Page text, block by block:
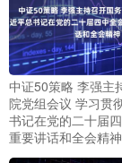
中证50策略 李强主
院党组会议 学习贯
书记在党的二十届
重要讲话和全会精神